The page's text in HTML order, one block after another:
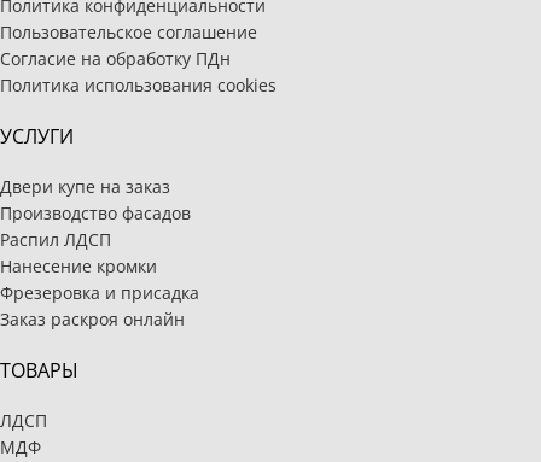
Политика конфиденциальности
Пользовательское соглашение
Согласие на обработку ПДн
Политика использования cookies
УСЛУГИ
Двери купе на заказ
Производство фасадов
Распил ЛДСП
Нанесение кромки
Фрезеровка и присадка
Заказ раскроя онлайн
ТОВАРЫ
ЛДСП
МДФ